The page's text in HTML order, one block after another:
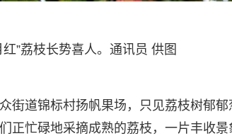
红”荔枝长势喜人。通讯员 供图
街道锦标村扬帆果场，只见荔枝树郁
正忙碌地采摘成熟的荔枝，一片丰收景